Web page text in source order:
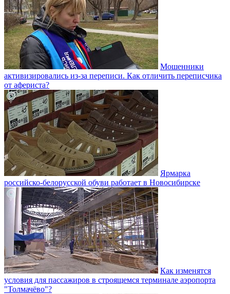
Мошенники
активизировались из-за переписи. Как отличить переписчика
от афериста?
Ярмарка
российско-белорусской обуви работает в Новосибирске
Как изменятся
условия для пассажиров в строящемся терминале аэропорта
"Толмачёво"?